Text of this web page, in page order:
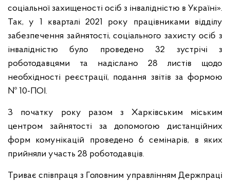
соціальної захищеності осіб з інвалідністю в Україні».
Так, у 1 кварталі 2021 року працівниками відділу
забезпечення зайнятості, соціального захисту осіб з
інвалідністю було проведено 32 зустрічі з
роботодавцями та надіслано 28 листів щодо
необхідності реєстрації, подання звітів за формою
№ 10-ПОІ.
З початку року разом з Харківським міським
центром зайнятості за допомогою дистанційних
форм комунікацій проведено 6 семінарів, в яких
прийняли участь 28 роботодавців.
Триває співпраця з Головним управлінням Держпраці